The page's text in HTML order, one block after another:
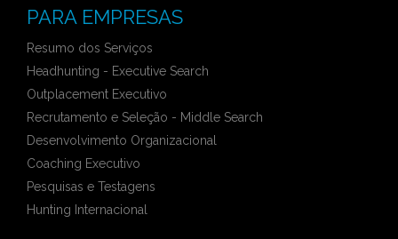
PARA EMPRESAS
Resumo dos Serviços
Headhunting - Executive Search
Outplacement Executivo
Recrutamento e Seleção - Middle Search
Desenvolvimento Organizacional
Coaching Executivo
Pesquisas e Testagens
Hunting Internacional